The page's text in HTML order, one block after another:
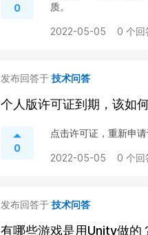
0
质。
2022-05-05 0 个回
发布回答于 技术问答
个人版许可证到期，该如
0
点击许可证，重新申
2022-05-05 0 个回
发布回答于 技术问答
有哪些游戏是用Unity做的